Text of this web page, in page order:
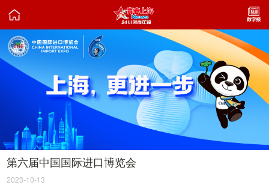

第六届中国国际进口博览会
2023-10-13